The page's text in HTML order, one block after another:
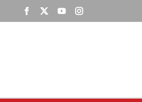
Facebook
X YouTubeInstagram